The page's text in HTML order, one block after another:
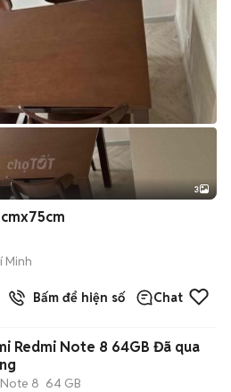
3
Minh
Bấm để hiện số Chat
Redmi Note 8 64GB Đã qua
8 64 GB